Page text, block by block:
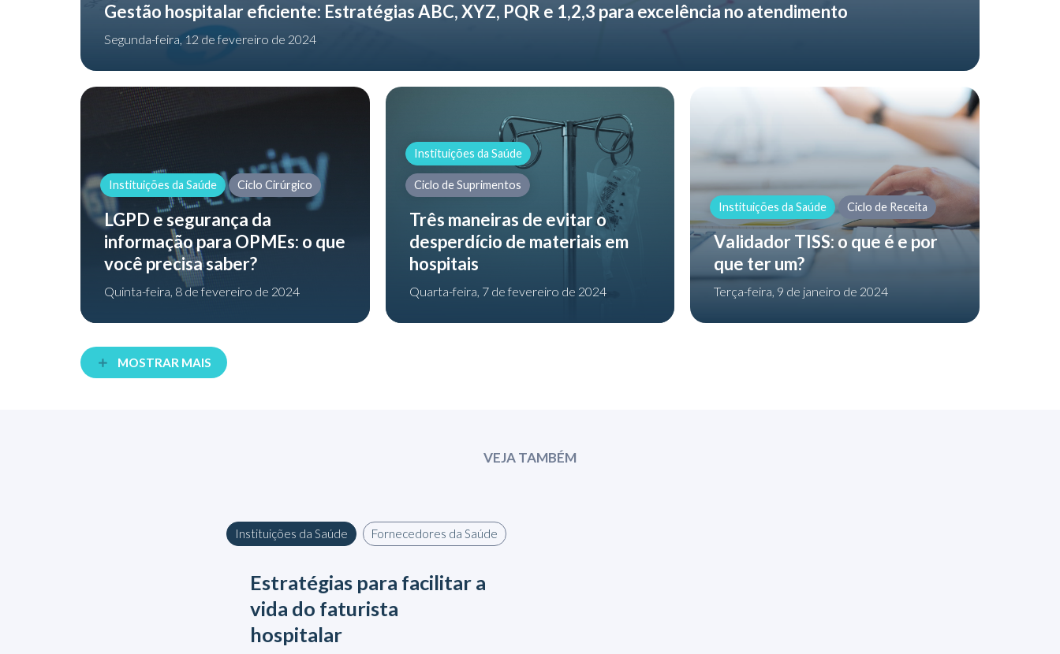
Gestão hospitalar eficiente: Estratégias ABC, XYZ, PQR e 1,2,3 para excelência no atendimento
Segunda-feira, 12 de fevereiro de 2024
Instituições da Saúde Ciclo Cirúrgico
LGPD e segurança da
informação para OPMEs: o que
você precisa saber?
Quinta-feira, 8 de fevereiro de 2024
Instituições da Saúde
Ciclo de Suprimentos
Três maneiras de evitar o
desperdício de materiais em
hospitais
Quarta-feira, 7 de fevereiro de 2024
Instituições da Saúde Ciclo de Receita
Validador TISS: o que é e por
que ter um?
Terça-feira, 9 de janeiro de 2024
MOSTRAR MAIS
VEJA TAMBÉM
Instituições da Saúde Fornecedores da Saúde
Estratégias para facilitar a
vida do faturista
hospitalar